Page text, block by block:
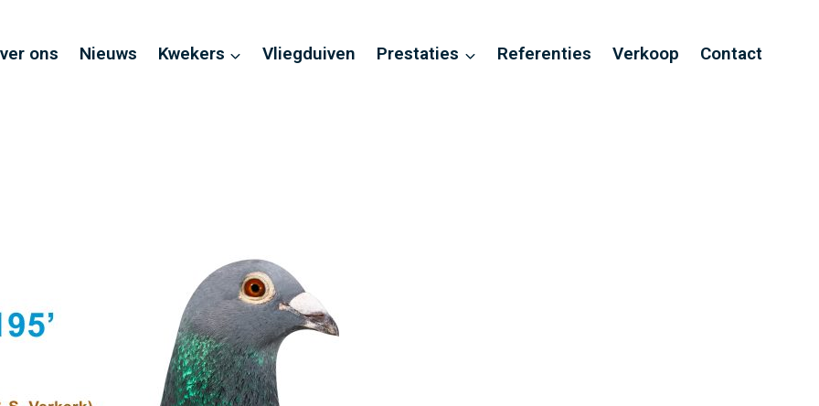
ons Nieuws Kwekers Vliegduiven Prestaties Referenties Verkoop Contact